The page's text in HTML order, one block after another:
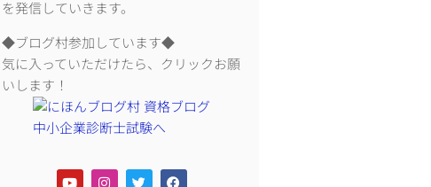
を発信していきます。
◆ブログ村参加しています◆
気に入っていただけたら、クリックお願
いします！